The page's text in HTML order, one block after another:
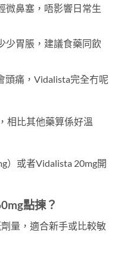
微鼻塞，唔影響日常生
少胃脹，建議食藥同飲
頭痛，Vidalista完全冇呢
相比其他藥算係好溫
）或者Vidalista 20mg開
點揀？
劑量，適合新手或比較敏